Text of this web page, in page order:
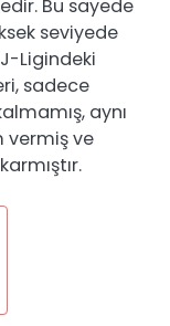
Bu sayede
seviyede
Ligindeki
sadece
aynı
vermiş ve